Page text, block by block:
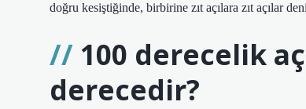
doğru kesiştiğinde, birbirine zıt açılara zıt açılar
100 derecelik
derecedir?